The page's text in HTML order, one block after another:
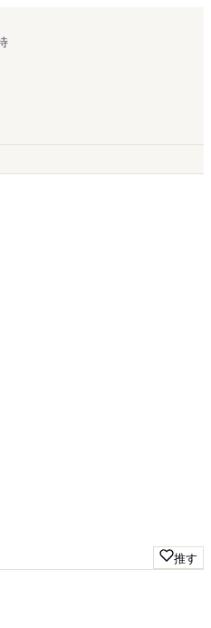
推す